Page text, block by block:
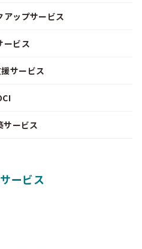
アップサービス
ービス
サービス
サービス
ービス